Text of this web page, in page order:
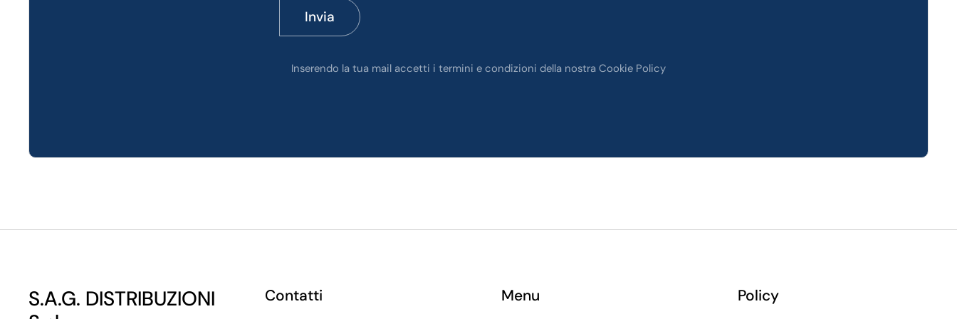
Invia
Inserendo la tua mail accetti i termini e condizioni della nostra Cookie Policy
S.A.G. DISTRIBUZIONI
Contatti Menu Policy